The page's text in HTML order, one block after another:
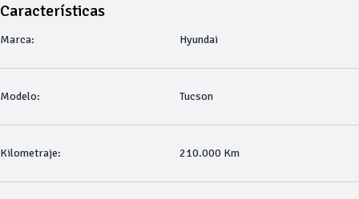
Características
Marca: Hyundai
Modelo: Tucson
Kilometraje: 210.000 Km